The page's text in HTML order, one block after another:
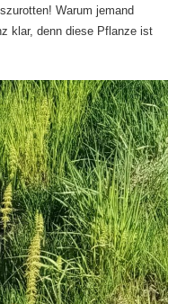
Warum jemand
klar, denn diese Pflanze ist